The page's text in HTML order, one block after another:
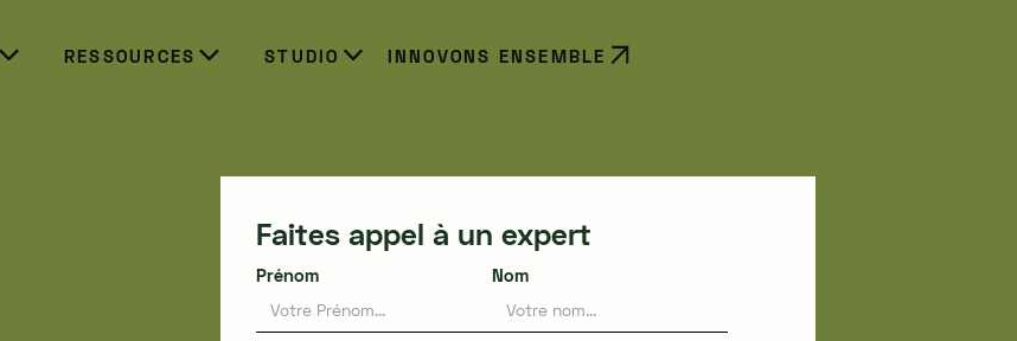
RESSOURCES STUDIO INNOVONS ENSEMBLE
Faites appel à un expert
Prénom Nom